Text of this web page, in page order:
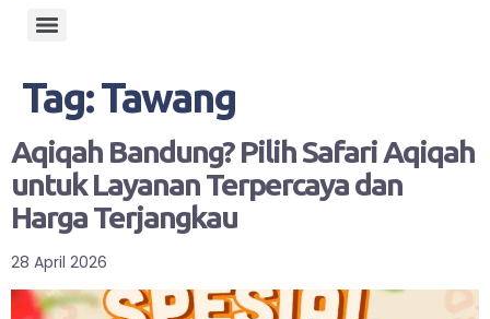
Tag:Tawang
Aqiqah Bandung? Pilih Safari Aqiqah
untuk Layanan Terpercaya dan
Harga Terjangkau
28 April 2026